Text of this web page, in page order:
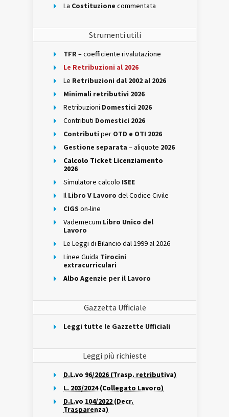
La Costituzione commentata
Strumenti utili
TFR– coefficiente rivalutazione
Le Retribuzioni al 2026
Le Retribuzioni dal 2002 al 2026
Minimali retributivi 2026
Retribuzioni Domestici 2026
Contributi Domestici 2026
Contributi per OTD e OTI 2026
Gestione separata – aliquote 2026
Calcolo Ticket Licenziamento
2026
Simulatore calcolo ISEE
Il Libro V Lavoro del Codice Civile
CIGS on-line
Vademecum Libro Unico del
Lavoro
Le Leggi di Bilancio dal 1999 al 2026
Linee Guida Tirocini
extracurriculari
Albo Agenzie per il Lavoro
Gazzetta Ufficiale
Leggi tutte le Gazzette Ufficiali
Leggi più richieste
D.L.vo 96/2026 (Trasp. retributiva)
L. 203/2024 (Collegato Lavoro)
D.L.vo 104/2022 (Decr.
Trasparenza)